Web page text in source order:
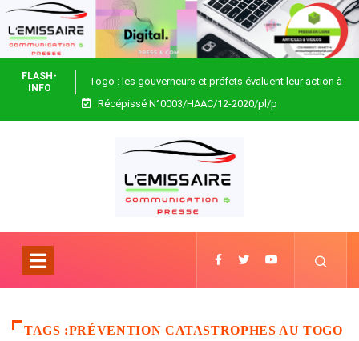
FLASH-
INFO
Togo : les gouverneurs et préfets évaluent leur action à
Blitta
Récépissé N°0003/HAAC/12-2020/pl/p
TAGS :PRÉVENTION CATASTROPHES AU TOGO